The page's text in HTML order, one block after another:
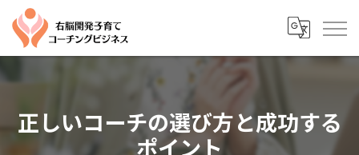
正しいコーチの選び方と成功する
ポイント